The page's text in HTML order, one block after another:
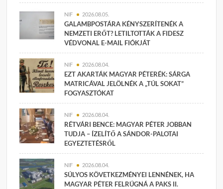
NIF 2026.08.05.
GALAMBPOSTÁRA KÉNYSZERÍTENÉK A
NEMZETI ERŐT? LETILTOTTÁK A FIDESZ
VÉDVONAL E-MAIL FIÓKJÁT
NIF 2026.08.04.
EZT AKARTÁK MAGYAR PÉTERÉK: SÁRGA
MATRICÁVAL JELÖLNÉK A „TÚL SOKAT”
FOGYASZTÓKAT
NIF 2026.08.04.
RÉTVÁRI BENCE: MAGYAR PÉTER JOBBAN
TUDJA – ÍZELÍTŐ A SÁNDOR-PALOTAI
EGYEZTETÉSRŐL
NIF 2026.08.04.
SÚLYOS KÖVETKEZMÉNYEI LENNÉNEK, HA
MAGYAR PÉTER FELRÚGNÁ A PAKS II.